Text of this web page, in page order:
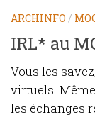
ARCHINFO /
IRL* au
Vous les
virtuels.
les échanges